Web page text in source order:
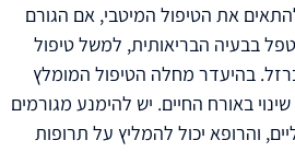
את הטיפול המיטבי, אם הגורם
בבעיה הבריאותית, למשל טיפול
בהיעדר מחלה הטיפול המומלץ
באורח החיים. יש להימנע מגורמים
והרופא יכול להמליץ על תרופות